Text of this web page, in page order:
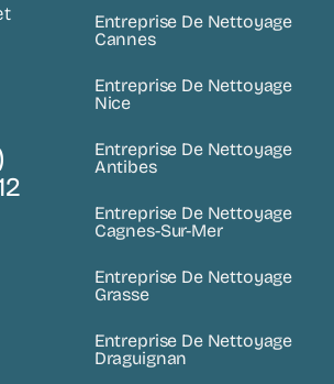
Entreprise De Nettoyage
Cannes
Entreprise De Nettoyage
Nice
Entreprise De Nettoyage
Antibes
Entreprise De Nettoyage
Cagnes-Sur-Mer
Entreprise De Nettoyage
Grasse
Entreprise De Nettoyage
Draguignan